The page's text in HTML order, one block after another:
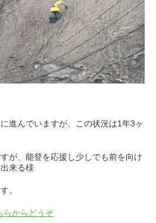
進んでいますが、この状況は1年3ヶ
が、能登を応援し少しでも前を向け
来る様
。
らからどうぞ